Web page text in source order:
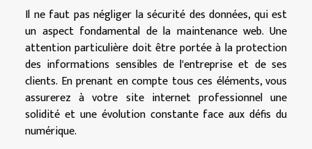
Il ne faut pas négliger la sécurité des données, qui est
un aspect fondamental de la maintenance web. Une
attention particulière doit être portée à la protection
des informations sensibles de l'entreprise et de ses
clients. En prenant en compte tous ces éléments, vous
assurerez à votre site internet professionnel une
solidité et une évolution constante face aux défis du
numérique.